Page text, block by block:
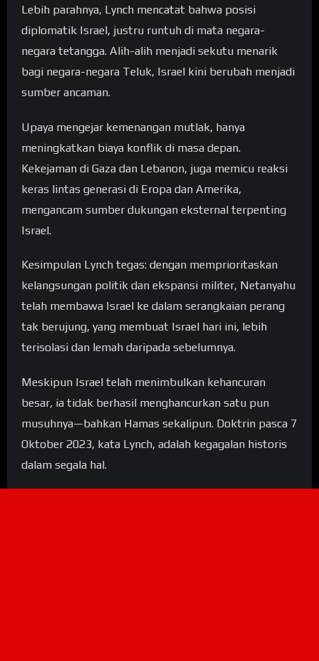
Lebih parahnya, Lynch mencatat bahwa posisi
diplomatik Israel, justru runtuh di mata negara-
negara tetangga. Alih-alih menjadi sekutu menarik
bagi negara-negara Teluk, Israel kini berubah menjadi
sumber ancaman.
Upaya mengejar kemenangan mutlak, hanya
meningkatkan biaya konflik di masa depan.
Kekejaman di Gaza dan Lebanon, juga memicu reaksi
keras lintas generasi di Eropa dan Amerika,
mengancam sumber dukungan eksternal terpenting
Israel.
Kesimpulan Lynch tegas: dengan memprioritaskan
kelangsungan politik dan ekspansi militer, Netanyahu
telah membawa Israel ke dalam serangkaian perang
tak berujung, yang membuat Israel hari ini, lebih
terisolasi dan lemah daripada sebelumnya.
Meskipun Israel telah menimbulkan kehancuran
besar, ia tidak berhasil menghancurkan satu pun
musuhnya—bahkan Hamas sekalipun. Doktrin pasca 7
Oktober 2023, kata Lynch, adalah kegagalan historis
dalam segala hal.